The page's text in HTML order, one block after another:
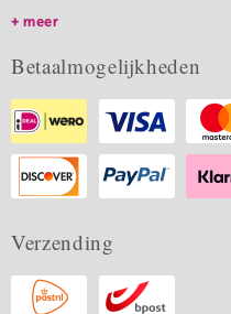
meer
Betaalmogelijkheden
Verzending